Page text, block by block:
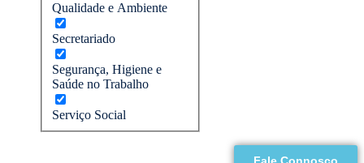
Qualidade e Ambiente
Secretariado
Segurança, Higiene e
Saúde no Trabalho
Serviço Social